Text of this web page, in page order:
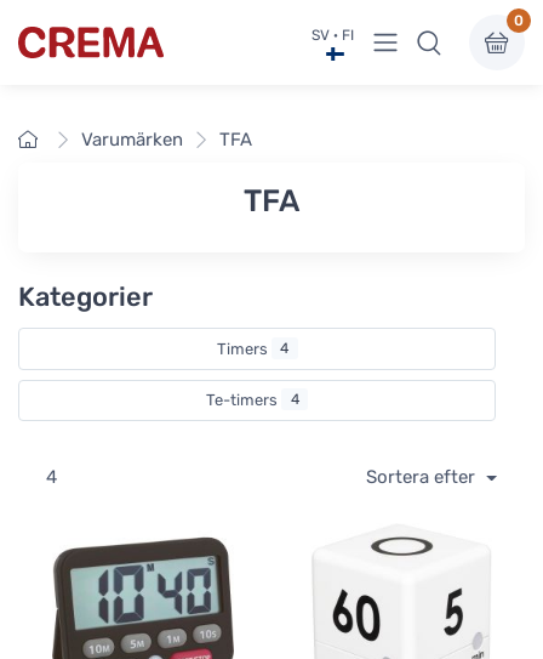
Crema SV · FI Visa undermeny
0
Framsidan
Varumärken TFA
TFA
Kategorier
Timers 4
Te-timers 4
4 Sortera efter